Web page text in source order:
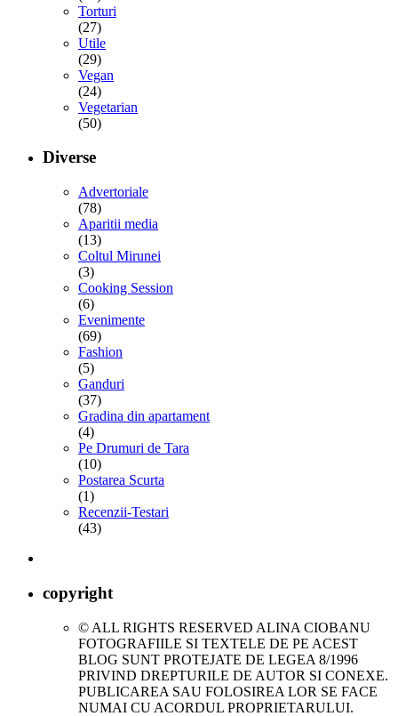
Torturi
(27)
Utile
(29)
Vegan
(24)
Vegetarian
(50)
Diverse
Advertoriale
(78)
Aparitii media
(13)
Coltul Mirunei
(3)
Cooking Session
(6)
Evenimente
(69)
Fashion
(5)
Ganduri
(37)
Gradina din apartament
(4)
Pe Drumuri de Tara
(10)
Postarea Scurta
(1)
Recenzii-Testari
(43)
copyright
© ALL RIGHTS RESERVED ALINA CIOBANU
FOTOGRAFIILE SI TEXTELE DE PE ACEST
BLOG SUNT PROTEJATE DE LEGEA 8/1996
PRIVIND DREPTURILE DE AUTOR SI CONEXE.
PUBLICAREA SAU FOLOSIREA LOR SE FACE
NUMAI CU ACORDUL PROPRIETARULUI.